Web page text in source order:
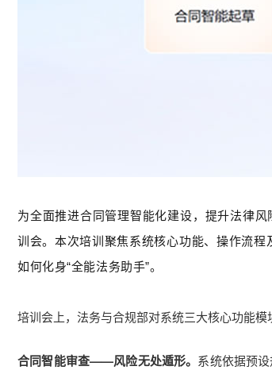
为全面推进合同管理智能化建设，提升法律
训会。本次培训聚焦系统核心功能、操作流程
如何化身“全能法务助手”。
培训会上，法务与合规部对系统三大核心功能模
合同智能审查——风险无处遁形。 系统依据预